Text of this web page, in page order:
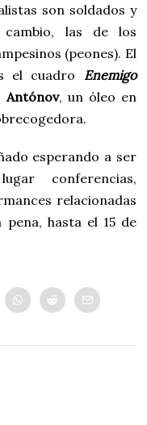
son soldados y
cambio, las de los
(peones). El
el cuadro Enemigo
Antónov, un óleo en
esperando a ser
conferencias,
relacionadas
hasta el 15 de